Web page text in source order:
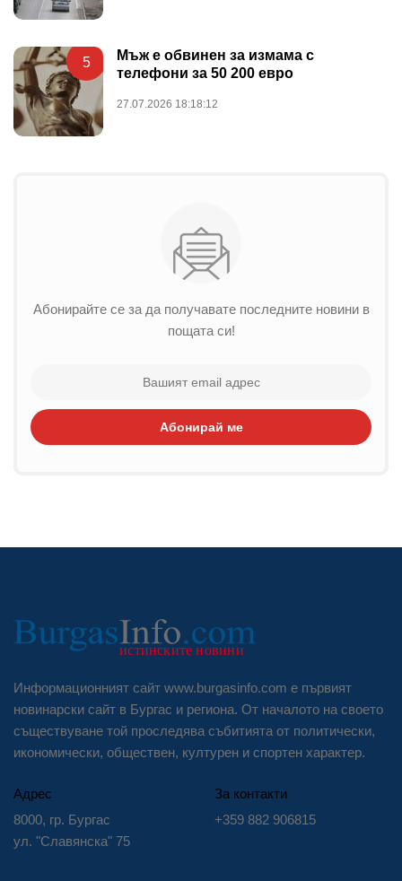
5
Мъж е обвинен за измама с
телефони за 50 200 евро
27.07.2026 18:18:12
Абонирайте се за да получавате последните новини в
пощата си!
Абонирай ме
Информационният сайт www.burgasinfo.com е първият
новинарски сайт в Бургас и региона. От началото на своето
съществуване той проследява събитията от политически,
икономически, обществен, културен и спортен характер.
Адрес
8000, гр. Бургас
ул. "Славянска" 75
За контакти
+359 882 906815